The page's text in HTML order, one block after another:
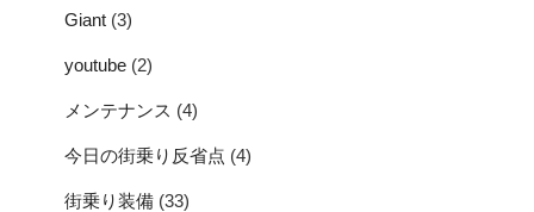
Giant (3)
youtube (2)
メンテナンス (4)
今日の街乗り反省点 (4)
街乗り装備 (33)